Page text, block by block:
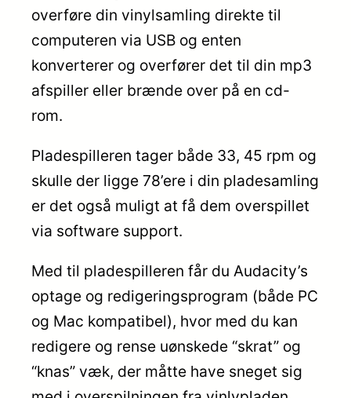
overføre din vinylsamling direkte til
computeren via USB og enten
konverterer og overfører det til din mp3
afspiller eller brænde over på en cd-
rom.
Pladespilleren tager både 33, 45 rpm og
skulle der ligge 78’ere i din pladesamling
er det også muligt at få dem overspillet
via software support.
Med til pladespilleren får du Audacity’s
optage og redigeringsprogram (både PC
og Mac kompatibel), hvor med du kan
redigere og rense uønskede “skrat” og
“knas” væk, der måtte have sneget sig